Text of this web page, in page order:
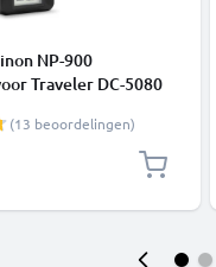
NP-900
Traveler DC-5080
Camera Accu's van
(13 beoordelingen)